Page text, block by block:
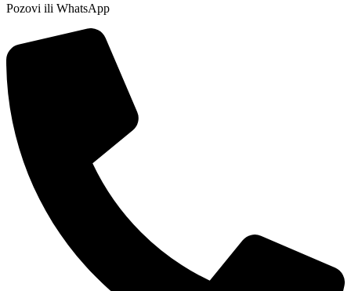
Pozovi ili WhatsApp